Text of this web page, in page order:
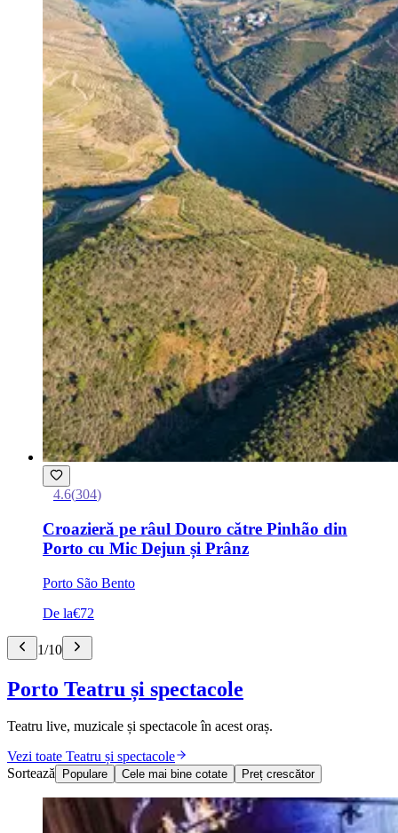
4.6(304)
Croazieră pe râul Douro către Pinhão din
Porto cu Mic Dejun și Prânz
Porto São Bento
De la€72
1/10
Porto Teatru și spectacole
Teatru live, muzicale și spectacole în acest oraș.
Vezi toate Teatru și spectacole
Sortează
Populare Cele mai bine cotate Preț crescător